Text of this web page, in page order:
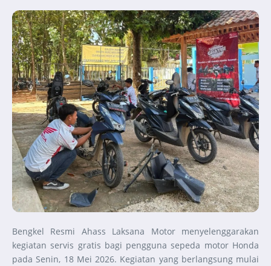
Bengkel Resmi Ahass Laksana Motor menyelenggarakan
kegiatan servis gratis bagi pengguna sepeda motor Honda
pada Senin, 18 Mei 2026. Kegiatan yang berlangsung mulai